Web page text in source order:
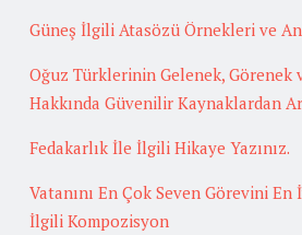
Güneş İlgili Atasözü Örnekleri ve
Oğuz Türklerinin Gelenek, Görenek
Hakkında Güvenilir Kaynaklardan
Fedakarlık İle İlgili Hikaye Yazınız.
Vatanını En Çok Seven Görevini En
İlgili Kompozisyon